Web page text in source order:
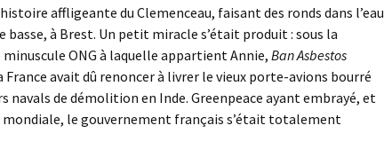
affligeante du Clemenceau, faisant des ronds dans l’eau
basse, à Brest. Un petit miracle s’était produit : sous la
minuscule ONG à laquelle appartient Annie, Ban Asbestos
avait dû renoncer à livrer le vieux porte-avions bourré
navals de démolition en Inde. Greenpeace ayant embrayé, et
mondiale, le gouvernement français s’était totalement